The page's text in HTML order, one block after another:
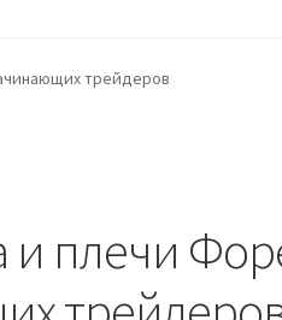
Contact Us
Submissions User Waxed Cotton
трейдеров
и плечи